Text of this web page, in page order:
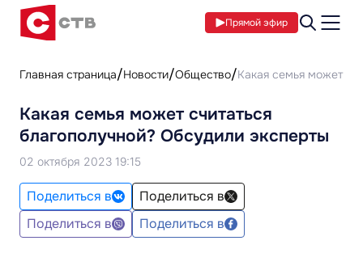
Прямой эфир
Главная страница Новости Общество Какая семья может
Какая семья может считаться
благополучной? Обсудили эксперты
02 октября 2023 19:15
Поделиться в
Поделиться в
Поделиться в
Поделиться в